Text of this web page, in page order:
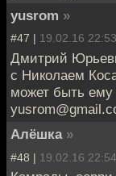
yusrom »
#47 | 19.02.16 22:53
Дмитрий
с Николаем
может быть ему
Алёшка »
#48 | 19.02.16 22:54